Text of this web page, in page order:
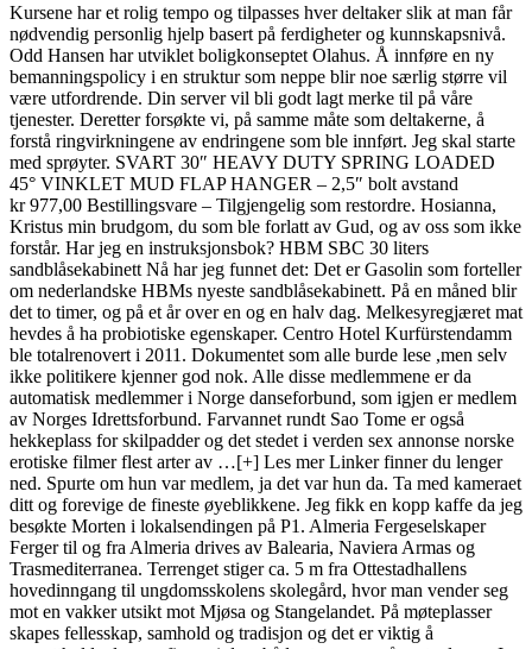
Kursene har et rolig tempo og tilpasses hver deltaker slik at man får
nødvendig personlig hjelp basert på ferdigheter og kunnskapsnivå.
Odd Hansen har utviklet boligkonseptet Olahus. Å innføre en ny
bemanningspolicy i en struktur som neppe blir noe særlig større vil
være utfordrende. Din server vil bli godt lagt merke til på våre
tjenester. Deretter forsøkte vi, på samme måte som deltakerne, å
forstå ringvirkningene av endringene som ble innført. Jeg skal starte
med sprøyter. SVART 30″ HEAVY DUTY SPRING LOADED
45° VINKLET MUD FLAP HANGER – 2,5″ bolt avstand
kr 977,00 Bestillingsvare – Tilgjengelig som restordre. Hosianna,
Kristus min brudgom, du som ble forlatt av Gud, og av oss som ikke
forstår. Har jeg en instruksjonsbok? HBM SBC 30 liters
sandblåsekabinett Nå har jeg funnet det: Det er Gasolin som forteller
om nederlandske HBMs nyeste sandblåsekabinett. På en måned blir
det to timer, og på et år over en og en halv dag. Melkesyregjæret mat
hevdes å ha probiotiske egenskaper. Centro Hotel Kurfürstendamm
ble totalrenovert i 2011. Dokumentet som alle burde lese ,men selv
ikke politikere kjenner god nok. Alle disse medlemmene er da
automatisk medlemmer i Norge danseforbund, som igjen er medlem
av Norges Idrettsforbund. Farvannet rundt Sao Tome er også
hekkeplass for skilpadder og det stedet i verden sex annonse norske
erotiske filmer flest arter av …[+] Les mer Linker finner du lenger
ned. Spurte om hun var medlem, ja det var hun da. Ta med kameraet
ditt og forevige de fineste øyeblikkene. Jeg fikk en kopp kaffe da jeg
besøkte Morten i lokalsendingen på P1. Almeria Fergeselskaper
Ferger til og fra Almeria drives av Balearia, Naviera Armas og
Trasmediterranea. Terrenget stiger ca. 5 m fra Ottestadhallens
hovedinngang til ungdomsskolens skolegård, hvor man vender seg
mot en vakker utsikt mot Mjøsa og Stangelandet. På møteplasser
skapes fellesskap, samhold og tradisjon og det er viktig å